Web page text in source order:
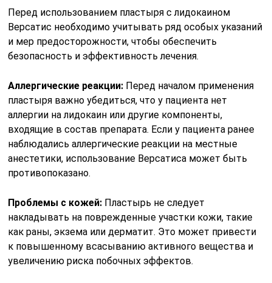
Перед использованием пластыря с лидокаином
Версатис необходимо учитывать ряд особых указаний
и мер предосторожности, чтобы обеспечить
безопасность и эффективность лечения.
Аллергические реакции: Перед началом применения
пластыря важно убедиться, что у пациента нет
аллергии на лидокаин или другие компоненты,
входящие в состав препарата. Если у пациента ранее
наблюдались аллергические реакции на местные
анестетики, использование Версатиса может быть
противопоказано.
Проблемы с кожей: Пластырь не следует
накладывать на поврежденные участки кожи, такие
как раны, экзема или дерматит. Это может привести
к повышенному всасыванию активного вещества и
увеличению риска побочных эффектов.